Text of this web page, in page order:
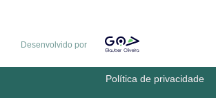
Desenvolvido por
Política de privacidade